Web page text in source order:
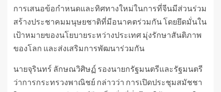
การเสนอข้อกำหนดและทิศทางใหม่ในการที่จีนมีส่วนร่วม
สร้างประชาคมมนุษยชาติที่มีอนาคตร่วมกัน โดยยึดมั่นใน
เป้าหมายของนโยบายระหว่างประเทศ มุ่งรักษาสันติภาพ
ของโลก และส่งเสริมการพัฒนาร่วมกัน
นายจุรินทร์ ลักษณวิศิษฏ์ รองนายกรัฐมนตรีและรัฐมนตรี
ว่าการกระทรวงพาณิชย์ กล่าวว่า การเปิดประชุมสมัชชา